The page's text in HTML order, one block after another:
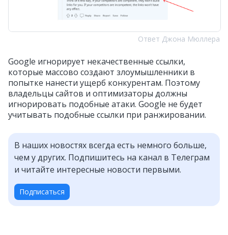
Ответ Джона Мюллера
Google игнорирует некачественные ссылки,
которые массово создают злоумышленники в
попытке нанести ущерб конкурентам. Поэтому
владельцы сайтов и оптимизаторы должны
игнорировать подобные атаки. Google не будет
учитывать подобные ссылки при ранжировании.
В наших новостях всегда есть немного больше,
чем у других. Подпишитесь на канал в Телеграм
и читайте интересные новости первыми.
Подписаться